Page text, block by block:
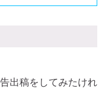
出稿をしてみたけれ